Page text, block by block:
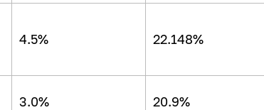
4.5% 22.148%
3.0% 20.9%